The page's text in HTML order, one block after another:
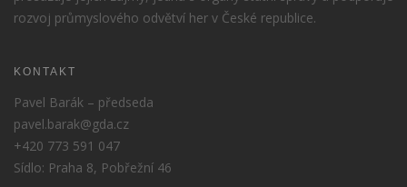
rozvoj průmyslového odvětví her v České republice.
KONTAKT
Pavel Barák – předseda
pavel.barak@gda.cz
+420 773 591 047
Sídlo: Praha 8, Pobřežní 46